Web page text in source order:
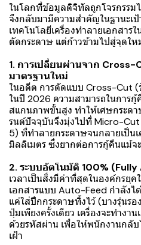
ในโลกที่ข้อมูลดิจิทัลถูกโจรกรรม
จึงกลับมามีความสำคัญในฐานะเ
เทคโนโลยีเครื่องทำลายเอกสา
ตัดกระดาษ แต่ก้าวข้ามไปสู่จุดให
1. การเปลี่ยนผ่านจาก
มาตรฐานใหม่
ในอดีต การตัดแบบ Cross-Cut
ในปี 2026 ความสามารถในการ
สแกนภาพขั้นสูง ทำให้เศษกระด
รนด์ปัจจุบันจึงมุ่งไปที่ Micro-
5) ที่ทำลายกระดาษจนกลายเป็น
มิลลิเมตร ซึ่งยากต่อการกู้คืนแม้จ
2. ระบบอัตโนมัติ 100%
เวลาเป็นสิ่งมีค่าที่สุดในองค์กรยุค
เอกสารแบบ Auto-Feed กำลังไ
แค่ใส่ปึกกระดาษทิ้งไว้ (บางรุ่นร
ปุ่มเพียงครั้งเดียว เครื่องจะทำงา
ด้วยรหัสผ่าน เพื่อให้พนักงานกลั
เฝ้า